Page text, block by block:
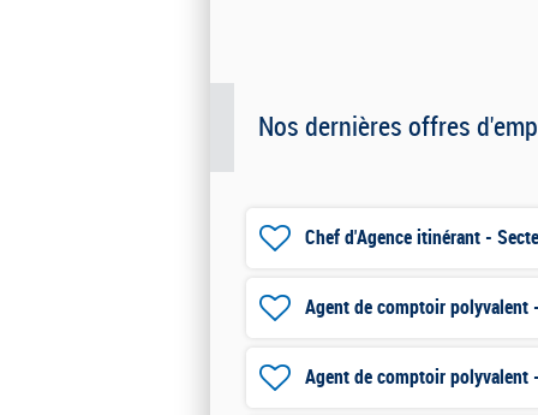
Nos dernières offres
Chef d'Agence itinérant -
Agent de comptoir polyvalent
Agent de comptoir polyvalent